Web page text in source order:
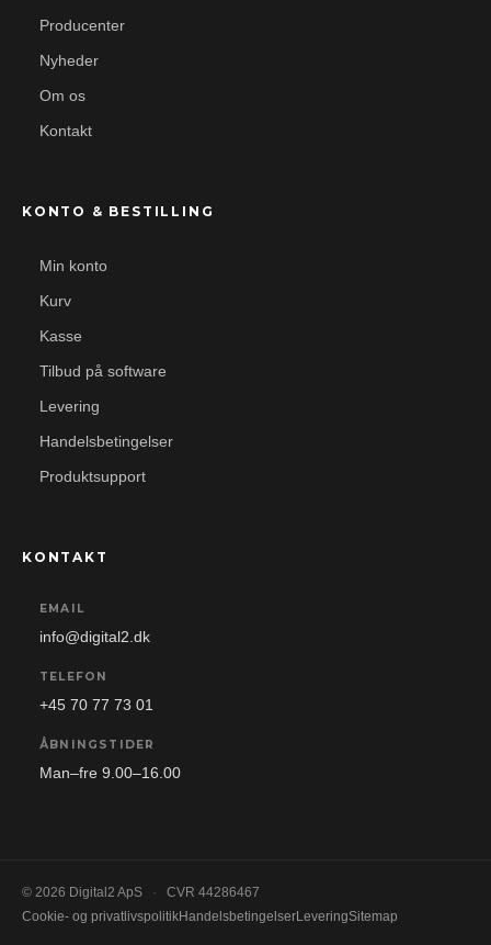
Producenter
Nyheder
Om os
Kontakt
KONTO & BESTILLING
Min konto
Kurv
Kasse
Tilbud på software
Levering
Handelsbetingelser
Produktsupport
KONTAKT
EMAIL
info@digital2.dk
TELEFON
+45 70 77 73 01
ÅBNINGSTIDER
Man–fre 9.00–16.00
© 2026 Digital2 ApS ·
CVR 44286467
Cookie- og privatlivspolitikHandelsbetingelserLeveringSitemap